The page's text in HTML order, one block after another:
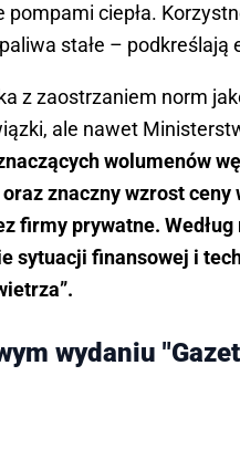
ciepła.
stałe – podkreślają
z zaostrzaniem norm
ale nawet
wolumenów
znaczny wzrost ceny
firmy prywatne.
sytuacji finansowej i
wydaniu